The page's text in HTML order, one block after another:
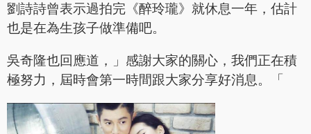
劉詩詩曾表示過拍完《醉玲瓏》就休息一年，估計
也是在為生孩子做準備吧。
吳奇隆也回應道，」感謝大家的關心，我們正在積
極努力，屆時會第一時間跟大家分享好消息。「